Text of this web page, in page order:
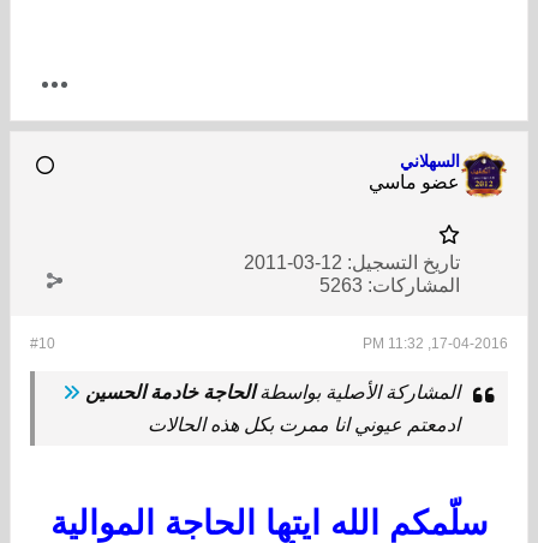
السهلاني
عضو ماسي
تاريخ التسجيل: 12-03-2011
المشاركات: 5263
#10 17-04-2016, 11:32 PM
المشاركة الأصلية بواسطةالحاجة خادمة الحسين
ادمعتم عيوني انا ممرت بكل هذه الحالات
سلّمكم الله ايتها الحاجة الموالية